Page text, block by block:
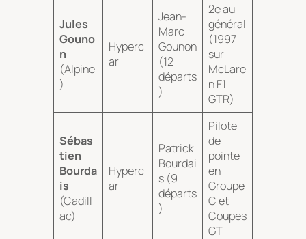
Jules
Gouno
n
(Alpine
)
Hyperc
ar
Jean-
Marc
Gounon
(12
départs
)
2e au
général
(1997
sur
McLare
n F1
GTR)
Sébas
tien
Bourda
is
(Cadill
ac)
Hyperc
ar
Patrick
Bourdai
s (9
départs
)
Pilote
de
pointe
en
Groupe
C et
Coupes
GT